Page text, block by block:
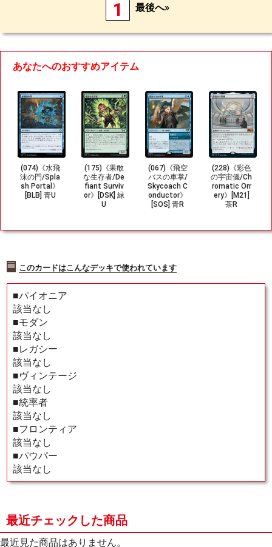
1 最後へ»
あなたへのおすすめアイテム
(074)《水飛
沫の門/Spla
sh Portal》
[BLB] 青U
(175)《果敢
な生存者/De
fiant Surviv
or》[DSK] 緑
U
(067)《飛空
バスの車掌/
Skycoach C
onductor》
[SOS] 青R
(228)《彩色
の宇宙儀/Ch
romatic Orr
ery》[M21]
茶R
このカードはこんなデッキで使われています
■パイオニア
該当なし
■モダン
該当なし
■レガシー
該当なし
■ヴィンテージ
該当なし
■統率者
該当なし
■フロンティア
該当なし
■パウパー
該当なし
最近チェックした商品
最近見た商品はありません。